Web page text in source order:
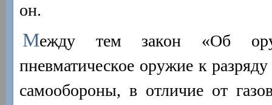
он.
Между тем закон «Об
пневматическое оружие к
самообороны, в отличие от